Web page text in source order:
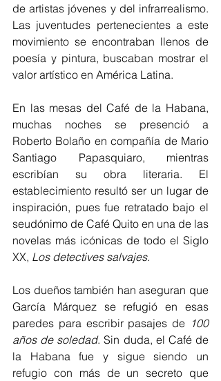
de artistas jóvenes y del infrarrealismo.
Las juventudes pertenecientes a este
movimiento se encontraban llenos de
poesía y pintura, buscaban mostrar el
valor artístico en América Latina.
En las mesas del Café de la Habana,
muchas noches se presenció a
Roberto Bolaño en compañía de Mario
Santiago Papasquiaro, mientras
escribían su obra literaria. El
establecimiento resultó ser un lugar de
inspiración, pues fue retratado bajo el
seudónimo de Café Quito en una de las
novelas más icónicas de todo el Siglo
XX, Los detectives salvajes.
Los dueños también han aseguran que
García Márquez se refugió en esas
paredes para escribir pasajes de 100
años de soledad. Sin duda, el Café de
la Habana fue y sigue siendo un
refugio con más de un secreto que